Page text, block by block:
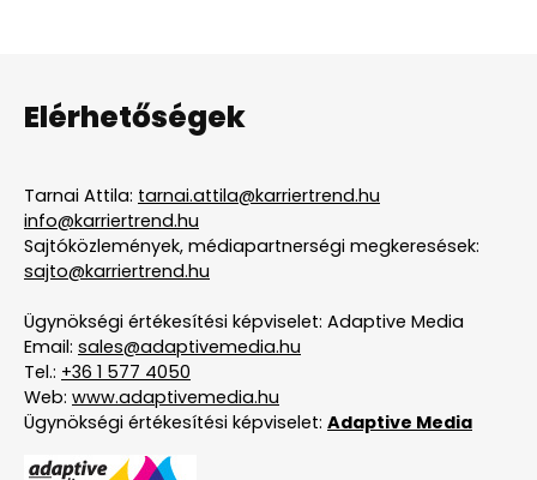
Elérhetőségek
Tarnai Attila: tarnai.attila@karriertrend.hu
info@karriertrend.hu
Sajtóközlemények, médiapartnerségi megkeresések:
sajto@karriertrend.hu
Ügynökségi értékesítési képviselet: Adaptive Media
Email: sales@adaptivemedia.hu
Tel.: +36 1 577 4050
Web: www.adaptivemedia.hu
Ügynökségi értékesítési képviselet: Adaptive Media